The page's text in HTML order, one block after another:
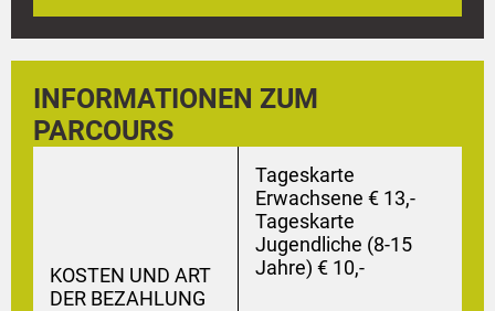
INFORMATIONEN ZUM
PARCOURS
KOSTEN UND ART
DER BEZAHLUNG
Tageskarte
Erwachsene € 13,-
Tageskarte
Jugendliche (8-15
Jahre) € 10,-